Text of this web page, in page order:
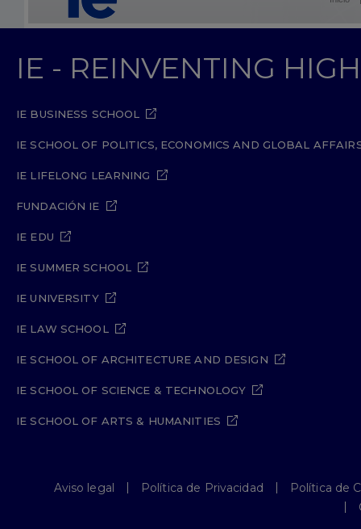
IE - REINVENTING
IE BUSINESS SCHOOL
IE SCHOOL OF POLITICS, ECONOMICS AND GLOBAL
IE LIFELONG LEARNING
FUNDACIÓN IE
IE EDU
IE SUMMER SCHOOL
IE UNIVERSITY
IE LAW SCHOOL
IE SCHOOL OF ARCHITECTURE AND DESIGN
IE SCHOOL OF SCIENCE & TECHNOLOGY
IE SCHOOL OF ARTS & HUMANITIES
Aviso legal Política de Privacidad
Política de